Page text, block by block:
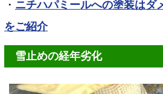
・ ニチハパミールへの塗装はダ
をご紹介
雪止めの経年劣化